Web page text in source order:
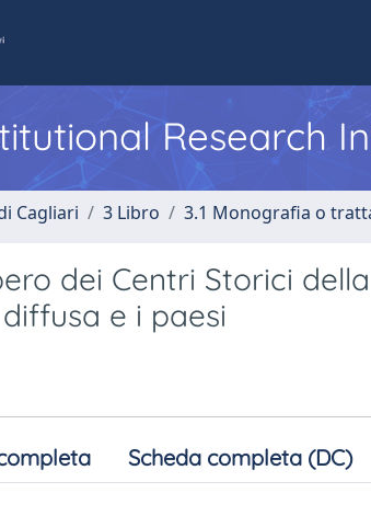
Research
Cagliari 3 Libro 3.1 Monografia o
dei Centri Storici
e i paesi
Scheda completa (DC)